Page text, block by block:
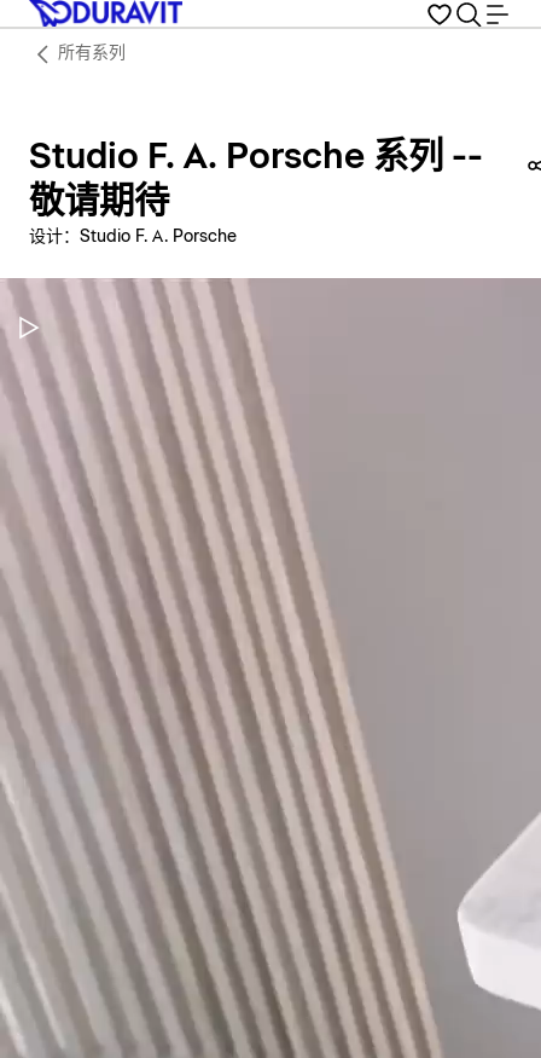
所有系列
Studio F. A. Porsche 系列 --
敬请期待
设计：Studio F. A. Porsche
暂停视频